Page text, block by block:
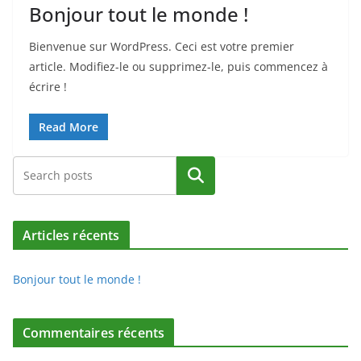
Bonjour tout le monde !
Bienvenue sur WordPress. Ceci est votre premier
article. Modifiez-le ou supprimez-le, puis commencez à
écrire !
Read More
Rechercher
Articles récents
Bonjour tout le monde !
Commentaires récents